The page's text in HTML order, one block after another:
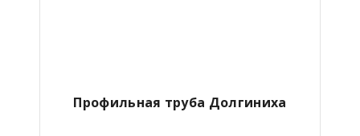
Профильная труба Долгиниха